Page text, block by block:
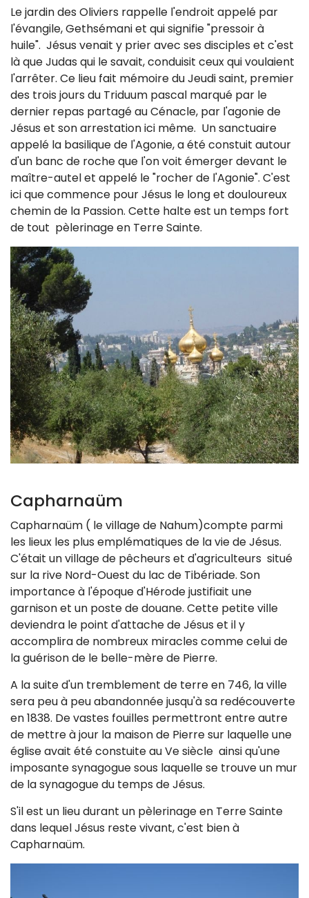
Le jardin des Oliviers rappelle l'endroit appelé par
l'évangile, Gethsémani et qui signifie "pressoir à
huile". Jésus venait y prier avec ses disciples et c'est
là que Judas qui le savait, conduisit ceux qui voulaient
l'arrêter. Ce lieu fait mémoire du Jeudi saint, premier
des trois jours du Triduum pascal marqué par le
dernier repas partagé au Cénacle, par l'agonie de
Jésus et son arrestation ici même. Un sanctuaire
appelé la basilique de l'Agonie, a été constuit autour
d'un banc de roche que l'on voit émerger devant le
maître-autel et appelé le "rocher de l'Agonie". C'est
ici que commence pour Jésus le long et douloureux
chemin de la Passion. Cette halte est un temps fort
de tout pèlerinage en Terre Sainte.
Capharnaüm
Capharnaüm ( le village de Nahum)compte parmi
les lieux les plus emplématiques de la vie de Jésus.
C'était un village de pêcheurs et d'agriculteurs situé
sur la rive Nord-Ouest du lac de Tibériade. Son
importance à l'époque d'Hérode justifiait une
garnison et un poste de douane. Cette petite ville
deviendra le point d'attache de Jésus et il y
accomplira de nombreux miracles comme celui de
la guérison de le belle-mère de Pierre.
A la suite d'un tremblement de terre en 746, la ville
sera peu à peu abandonnée jusqu'à sa redécouverte
en 1838. De vastes fouilles permettront entre autre
de mettre à jour la maison de Pierre sur laquelle une
église avait été constuite au Ve siècle ainsi qu'une
imposante synagogue sous laquelle se trouve un mur
de la synagogue du temps de Jésus.
S'il est un lieu durant un pèlerinage en Terre Sainte
dans lequel Jésus reste vivant, c'est bien à
Capharnaüm.